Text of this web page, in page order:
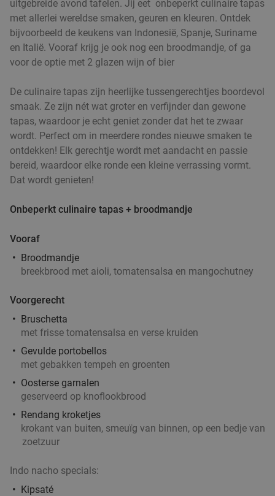
uitgebreide avond tafelen. Jij eet onbeperkt culinaire tapas
met allerlei wereldse smaken, geuren en kleuren. Ontdek
bijvoorbeeld de keukens van Indonesië, Spanje, Suriname
en Italië. Vooraf krijg je ook nog een broodmandje, of ga
voor de optie met 2 glazen wijn of bier
De culinaire tapas zijn heerlijke tussengerechtjes boordevol
smaak. Ze zijn nét wat groter en verfijnder dan gewone
tapas, waardoor je echt geniet zonder dat het te zwaar
wordt. Perfect om in meerdere rondes nieuwe smaken te
ontdekken! Elk gerechtje wordt met aandacht en passie
bereid, waardoor elke ronde een kleine verrassing vormt.
Dat wordt genieten!
Onbeperkt culinaire tapas + broodmandje
Vooraf
Broodmandje
breekbrood met aioli, tomatensalsa en mangochutney
Voorgerecht
Bruschetta
met frisse tomatensalsa en verse kruiden
Gevulde portobellos
met gebakken tempeh en groenten
Oosterse garnalen
geserveerd op knoflookbrood
Rendang kroketjes
krokant van buiten, smeuïg van binnen, op een bedje van
zoetzuur
Indo nacho specials:
Kipsaté